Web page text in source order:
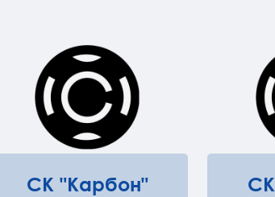
СК "Карбон"